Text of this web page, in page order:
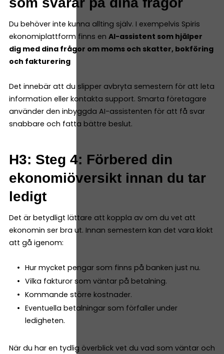
Du behöver inte kunna allting själv. I exempelvis Spiris
ekonomiplattform finns en AI-assistent som hjälper
dig med dina frågor om moms och skatter, bokföring
och fakturering
Det innebär att du slipper avbryta semestern för att leta
information eller kontakta support. Smarta företagare
använder den inbyggda AI-assistenten för att få svar
snabbare och fatta bättre beslut.
H3: Steg 4: Förbered din
ekonomiöversikt innan du tar
ledigt
Det är betydligt lättare att koppla av om du vet att
ekonomin ser bra ut. Innan semestern kan det vara klokt
att gå igenom:
Hur mycket pengar som finns på banken just nu.
Vilka fakturor som väntar på betalning.
Kommande större kostnader.
Eventuella betalningar som förfaller under
ledigheten.
När du har en tydlig överblick vet du vad som väntar och